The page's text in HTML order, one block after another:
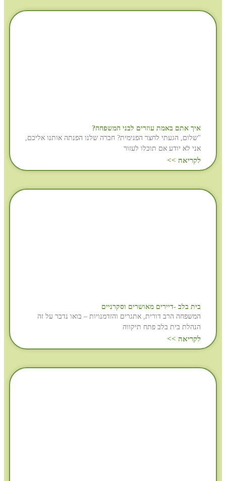
איך אתם באמת עוזרים לבני המשפחה?
"שלום, הגעתי לחצר הפנימית? חברה שלנו הפנתה אותנו אליכם,
אני לא יודע אם תוכלו לעזור
לקריאה >>
בית בלב -דיירים מאושרים וסקרניים
המשפחה הרב דורית, אתגרים והזדמנויות – בואו נדבר על זה
הנהלת בית בלב פתח תיקווה
לקריאה >>